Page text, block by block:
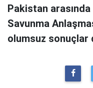
Pakistan
Savunma
olumsuz